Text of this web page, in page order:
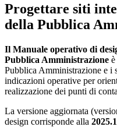
Progettare siti
della Pubblica
Il Manuale operativo di
Pubblica Amministrazione
Pubblica Amministrazione e i
indicazioni operative per
realizzazione dei punti di
La versione aggiornata
design corrisponde alla 2025.1